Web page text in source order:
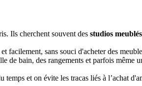
Ils cherchent souvent des studios meublés
facilement, sans souci d'acheter des
de bain, des rangements et parfois même
et on évite les tracas liés à l’achat